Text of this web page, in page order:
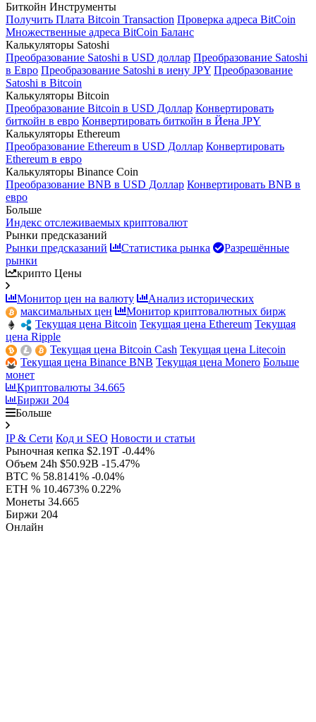
Биткойн Инструменты
Получить Плата Bitcoin Transaction Проверка адреса BitCoin
Множественные адреса BitCoin Баланс
Калькуляторы Satoshi
Преобразование Satoshi в USD доллар Преобразование Satoshi
в Евро Преобразование Satoshi в иену JPY Преобразование
Satoshi в Bitcoin
Калькуляторы Bitcoin
Преобразование Bitcoin в USD Доллар Конвертировать
биткойн в евро Конвертировать биткойн в Йена JPY
Калькуляторы Ethereum
Преобразование Ethereum в USD Доллар Конвертировать
Ethereum в евро
Калькуляторы Binance Coin
Преобразование BNB в USD Доллар Конвертировать BNB в
евро
Больше
Индекс отслеживаемых криптовалют
Рынки предсказаний
Рынки предсказаний
Статистика рынка
Разрешённые
рынки
крипто Цены
Монитор цен на валюту
Анализ исторических
максимальных цен
Монитор криптовалютных бирж
Текущая цена Bitcoin Текущая цена Ethereum Текущая
цена Ripple
Текущая цена Bitcoin Cash Текущая цена Litecoin
Текущая цена Binance BNB Текущая цена Monero Больше
монет
Криптовалюты 34.665
Биржи 204
Больше
IP & Сети Код и SEO Новости и статьи
Рыночная кепка $2.19T -0.44%
Объем 24h $50.92B -15.47%
BTC % 58.8141% -0.04%
ETH % 10.4673% 0.22%
Монеты 34.665
Биржи 204
Онлайн